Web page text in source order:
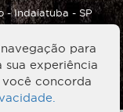
- Indaiatuba - SP
para
sua experiência
concorda